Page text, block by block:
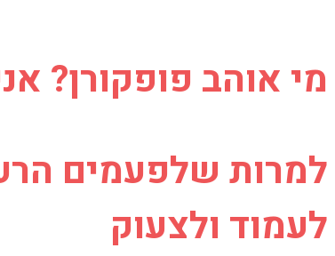
מי אוהב פופקורן?
למרות שלפעמים
לעמוד ולצעוק